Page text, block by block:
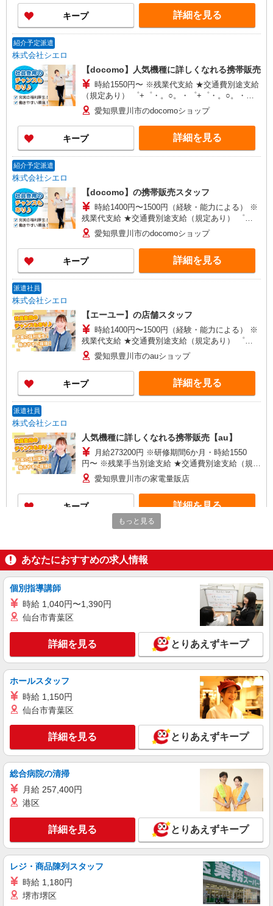
インセンティブ支給(規定有) ★月2回払い・週払い
可能（規程有）★ ゜・。○。・゜+゜・。○。・゜
+゜
キープ 詳細を見る
紹介予定派遣
株式会社シエロ
【docomo】人気機種に詳しくなれる携帯販売
時給1550円〜 ※残業代支給 ★交通費別途支給
（規定あり） ゜+゜・。○。・゜+゜・。○。・゜
+゜ 入社祝い金10万円支給(規定有) お友達を紹介
頂くと, インセンティブ支給(規定有) ★月2回払
い・週払い可能（規程有）★ ゜・。○。・゜
+゜・。○。・゜+゜
愛知県豊川市のdocomoショップ
キープ 詳細を見る
紹介予定派遣
株式会社シエロ
【docomo】の携帯販売スタッフ
時給1400円〜1500円（経験・能力による） ※
残業代支給 ★交通費別途支給（規定あり） ゜
+゜・。○。・゜+゜・。○。・゜+゜ 入社祝い金10
万円支給(規定有) お友達を紹介頂くと, インセンテ
ィブ支給(規定有) ★月2回払い・週払い可能（規程
有）★ ゜・。○。・゜+゜・。○。・゜+゜
愛知県豊川市のdocomoショップ
キープ 詳細を見る
派遣社員
株式会社シエロ
【エーユー】の店舗スタッフ
時給1400円〜1500円（経験・能力による） ※
残業代支給 ★交通費別途支給（規定あり） ゜
+゜・。○。・゜+゜・。○。・゜+゜ 入社祝い金10
万円支給(規定有) お友達を紹介頂くと, インセンテ
ィブ支給(規定有) ★月2回払い・週払い可能（規程
有）★ ゜・。○。・゜+゜・。○。・゜+゜
愛知県豊川市のauショップ
キープ 詳細を見る
派遣社員
株式会社シエロ
人気機種に詳しくなれる携帯販売【au】
月給273200円 ※研修期間6か月・時給1550
円〜 ※残業手当別途支給 ★交通費別途支給（規定
あり） ゜+゜・。○。・゜+゜・。○。・゜+゜ 入
社祝い金10万円支給(規定有) お友達を紹介頂くと,
インセンティブ支給(規定有) ゜・。○。・゜
+゜・。○。・゜+゜
愛知県豊川市の家電量販店
キープ 詳細を見る
人気機種に詳しくなれる携帯販売【au】
月給273200円 ※研修期間6か月・時給1550
円〜 ※残業手当別途支給 ★交通費別途支給（規定
社祝い金10万円支給(規定有) お友達を紹介頂くと,
インセンティブ支給(規定有) ゜・。○。・゜
+゜・。○。・゜+゜
愛知県豊川市の家電量販店
詳細を見る
派遣社員
株式会社シエロ
【softbank】の携帯販売スタッフ
時給1600円〜1700円（経験・能力による） ※
残業代支給 ★交通費別途支給（規定あり） ゜
+゜・。○。・゜+゜・。○。・゜+゜ 入社祝い金10
万円支給(規定有) お友達を紹介頂くと, インセンテ
ィブ支給(規定有) ★月2回払い・週払い可能（規程
有）★ ゜・。○。・゜+゜・。○。・゜+゜
愛知県豊川市のsoftbankショップ
キープ 詳細を見る
派遣社員
株式会社シエロ
時給1600円〜 ※別途インセンティブ、職能評
価制度あり ※残業代支給 ★交通費別途支給（規定
あり） ゜+゜・。○。・゜+゜・。○。・゜+゜ 入
社祝い金10万円支給(規定有) お友達を紹介頂くと,
インセンティブ支給(規定有) ★月2回払い・週払い
可能（規程有）★ ゜・。○。・゜+゜・。○。・゜
愛知県豊川市の家電量販店
詳細を見る
派遣社員
もっと見る
あなたにおすすめの求人情報
個別指導講師
時給 1,040円〜1,390円
仙台市青葉区
詳細を見る とりあえずキープ
ホールスタッフ
時給 1,150円
仙台市青葉区
詳細を見る とりあえずキープ
総合病院の清掃
月給 257,400円
港区
詳細を見る とりあえずキープ
レジ・商品陳列スタッフ
時給 1,180円
堺市堺区